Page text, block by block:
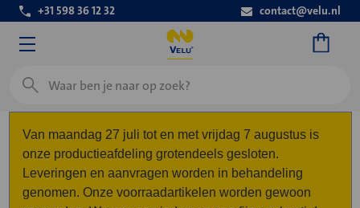
+31 598 36 12 32 contact@velu.nl
Zoeken
Van maandag 27 juli tot en met vrijdag 7 augustus is
onze productieafdeling grotendeels gesloten.
Leveringen en aanvragen worden in behandeling
genomen. Onze voorraadartikelen worden gewoon